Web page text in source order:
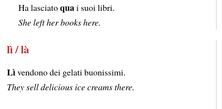
Ha lasciatoquai suoi libri.
She left her books here.
lì / là
Lìvendono dei gelati buonissimi.
They sell delicious ice creams there.